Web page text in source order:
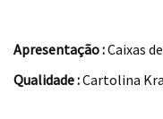
Apresentação :Caixas
Qualidade :Cartolina